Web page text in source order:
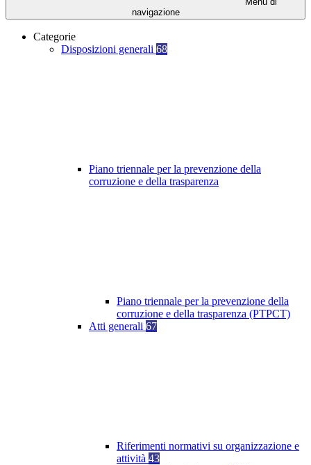
navigazione
Categorie
Disposizioni generali 68
Piano triennale per la prevenzione della
corruzione e della trasparenza
Piano triennale per la prevenzione della
corruzione e della trasparenza (PTPCT)
Atti generali 67
Riferimenti normativi su organizzazione e
attività 43